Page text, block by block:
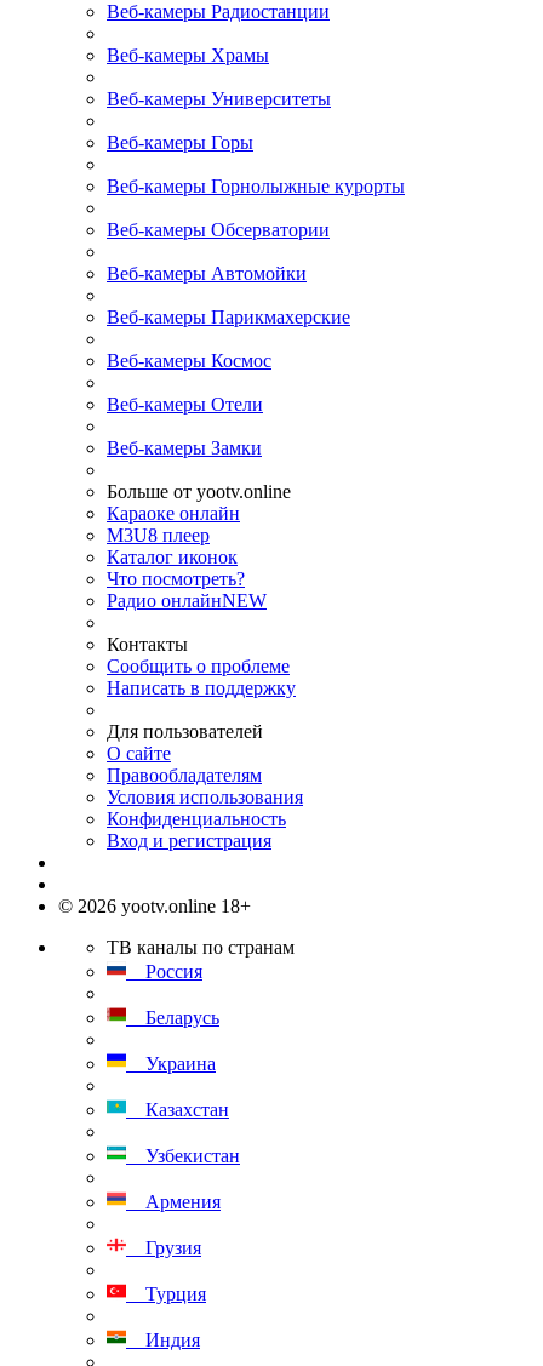
Веб-камеры Радиостанции
Веб-камеры Храмы
Веб-камеры Университеты
Веб-камеры Горы
Веб-камеры Горнолыжные курорты
Веб-камеры Обсерватории
Веб-камеры Автомойки
Веб-камеры Парикмахерские
Веб-камеры Космос
Веб-камеры Отели
Веб-камеры Замки
Больше от yootv.online
Караоке онлайн
M3U8 плеер
Каталог иконок
Что посмотреть?
Радио онлайнNEW
Контакты
Сообщить о проблеме
Написать в поддержку
Для пользователей
О сайте
Правообладателям
Условия использования
Конфиденциальность
Вход и регистрация
© 2026 yootv.online 18+
ТВ каналы по странам
Россия
Беларусь
Украина
Казахстан
Узбекистан
Армения
Грузия
Турция
Индия